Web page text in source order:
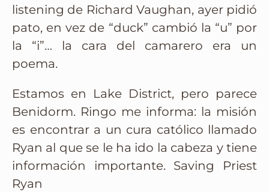
listening de Richard Vaughan, ayer pidió
pato, en vez de “duck” cambió la “u” por
la “i”… la cara del camarero era un
poema.
Estamos en Lake District, pero parece
Benidorm. Ringo me informa: la misión
es encontrar a un cura católico llamado
Ryan al que se le ha ido la cabeza y tiene
información importante. Saving Priest
Ryan